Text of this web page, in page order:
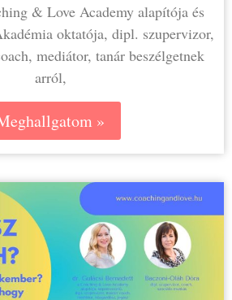
& Love Academy alapítója és
oktatója, dipl. szupervizor,
mediátor, tanár beszélgetnek
arról,
»